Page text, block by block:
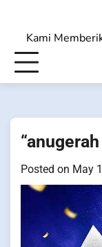
contentKami
Posted on May